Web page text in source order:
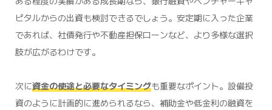
ピタルからの出資も検討できるでしょう。安定期に入った企業
であれば、社債発行や不動産担保ローンなど、より多様な選択
肢が広がるわけです。
次に資金の使途と必要なタイミングも重要なポイント。設備投
資のように計画的に進められるなら、補助金や低金利の融資を